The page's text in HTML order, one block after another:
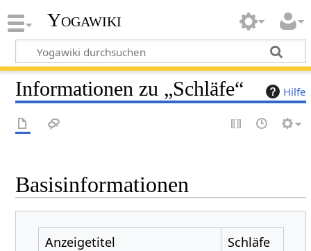
Yogawiki
Hilfe
Informationen zu „Schläfe“
Basisinformationen
Anzeigetitel
Schläfe